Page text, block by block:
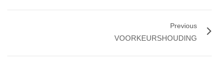
Previous
VOORKEURSHOUDING